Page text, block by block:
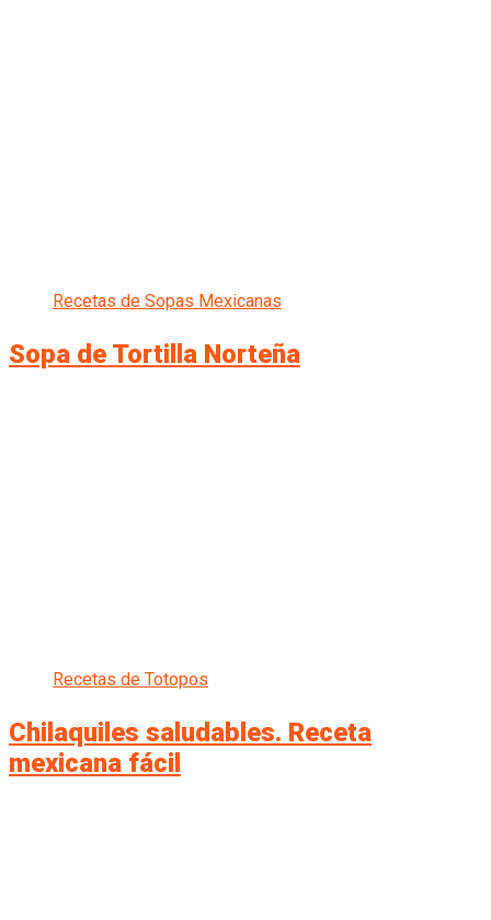
Recetas de Sopas Mexicanas
Sopa de Tortilla Norteña
Recetas de Totopos
Chilaquiles saludables. Receta
mexicana fácil